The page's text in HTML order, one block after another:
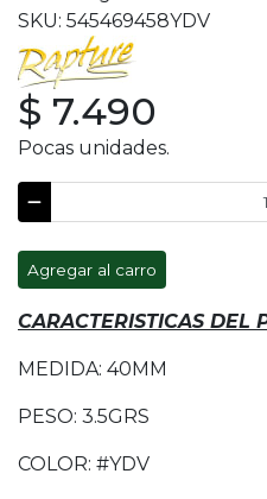
SKU: 545469458YDV
$ 7.490
Pocas unidades.
Agregar al carro
CARACTERISTICAS DEL
MEDIDA: 40MM
PESO: 3.5GRS
COLOR: #YDV